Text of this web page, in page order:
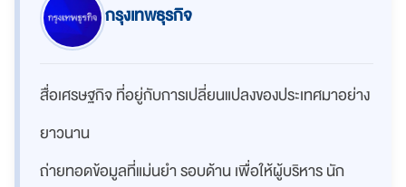
กรุงเทพธุรกิจ
สื่อเศรษฐกิจ ที่อยู่กับการเปลี่ยนแปลงของประเทศมาอย่าง
ยาวนาน
ถ่ายทอดข้อมูลที่แม่นยำ รอบด้าน เพื่อให้ผู้บริหาร นัก